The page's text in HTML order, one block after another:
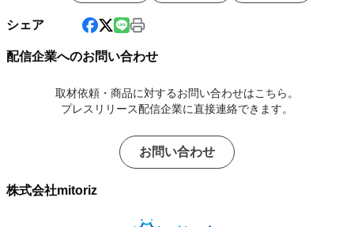
シェア
配信企業へのお問い合わせ
取材依頼・商品に対するお問い合わせはこちら。
プレスリリース配信企業に直接連絡できます。
お問い合わせ
株式会社mitoriz